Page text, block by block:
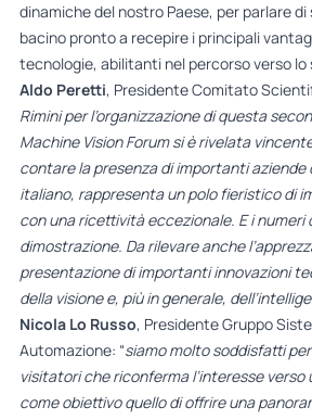
dinamiche del nostro Paese, per parlare
bacino pronto a recepire i principali
tecnologie, abilitanti nel percorso verso
Aldo Peretti, Presidente Comitato
Rimini per l’organizzazione di questa
Machine Vision Forum si è rivelata
contare la presenza di importanti aziende
italiano, rappresenta un polo fieristico di
con una ricettività eccezionale. E i numeri
dimostrazione. Da rilevare anche
presentazione di importanti innovazioni
della visione e, più in generale,
Nicola Lo Russo, Presidente Gruppo
Automazione: “siamo molto soddisfatti
visitatori che riconferma l’interesse verso
come obiettivo quello di offrire una